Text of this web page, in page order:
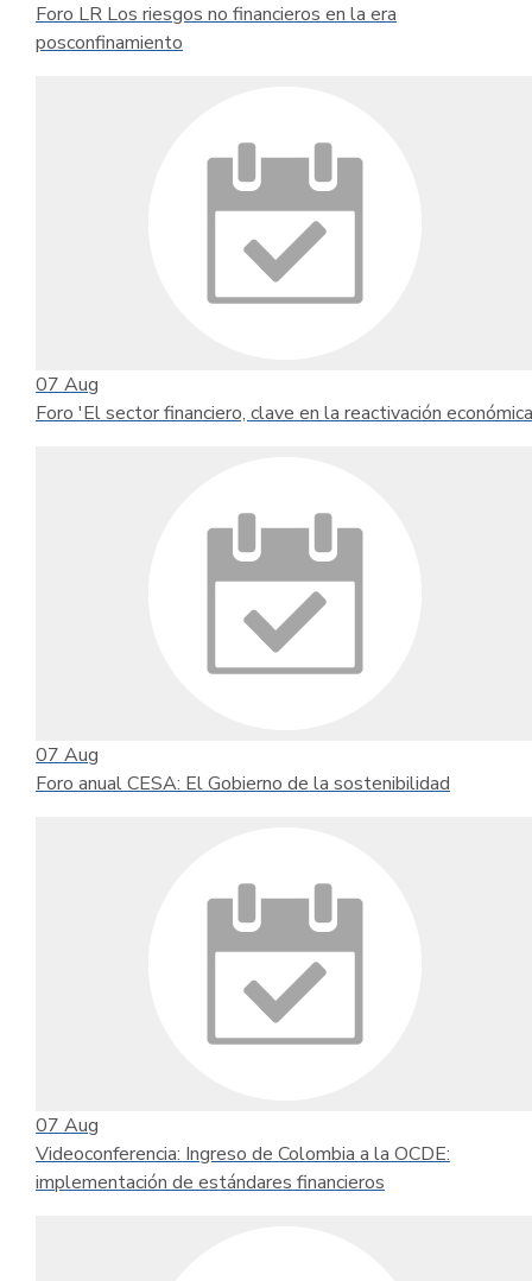
Foro LR Los riesgos no financieros en la era
posconfinamiento
07 Aug
Foro 'El sector financiero, clave en la reactivación
07 Aug
Foro anual CESA: El Gobierno de la sostenibilidad
07 Aug
Videoconferencia: Ingreso de Colombia a la OCDE:
implementación de estándares financieros